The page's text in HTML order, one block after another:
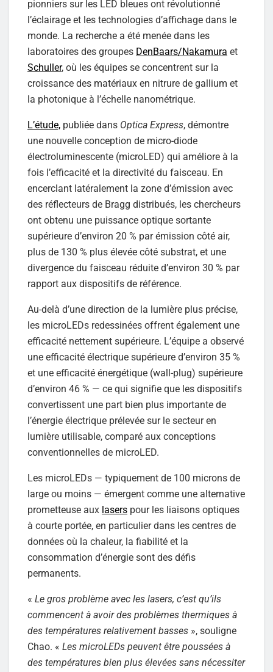
pionniers sur les LED bleues ont révolutionné
l’éclairage et les technologies d’affichage dans le
monde. La recherche a été menée dans les
laboratoires des groupes DenBaars/Nakamura et
Schuller, où les équipes se concentrent sur la
croissance des matériaux en nitrure de gallium et
la photonique à l’échelle nanométrique.
L’étude, publiée dans Optica Express, démontre
une nouvelle conception de micro-diode
électroluminescente (microLED) qui améliore à la
fois l’efficacité et la directivité du faisceau. En
encerclant latéralement la zone d’émission avec
des réflecteurs de Bragg distribués, les chercheurs
ont obtenu une puissance optique sortante
supérieure d’environ 20 % par émission côté air,
plus de 130 % plus élevée côté substrat, et une
divergence du faisceau réduite d’environ 30 % par
rapport aux dispositifs de référence.
Au-delà d’une direction de la lumière plus précise,
les microLEDs redessinées offrent également une
efficacité nettement supérieure. L’équipe a observé
une efficacité électrique supérieure d’environ 35 %
et une efficacité énergétique (wall-plug) supérieure
d’environ 46 % — ce qui signifie que les dispositifs
convertissent une part bien plus importante de
l’énergie électrique prélevée sur le secteur en
lumière utilisable, comparé aux conceptions
conventionnelles de microLED.
Les microLEDs — typiquement de 100 microns de
large ou moins — émergent comme une alternative
prometteuse aux lasers pour les liaisons optiques
à courte portée, en particulier dans les centres de
données où la chaleur, la fiabilité et la
consommation d’énergie sont des défis
permanents.
« Le gros problème avec les lasers, c’est qu’ils
commencent à avoir des problèmes thermiques à
des températures relativement basses », souligne
Chao. « Les microLEDs peuvent être poussées à
des températures bien plus élevées sans nécessiter